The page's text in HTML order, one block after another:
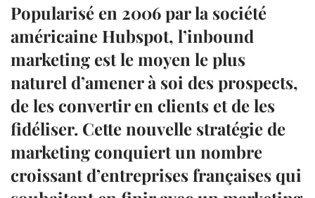
Popularisé en 2006 par la société
américaine Hubspot, l’inbound
marketing est le moyen le plus
naturel d’amener à soi des prospects,
de les convertir en clients et de les
fidéliser. Cette nouvelle stratégie de
marketing conquiert un nombre
croissant d’entreprises françaises qui